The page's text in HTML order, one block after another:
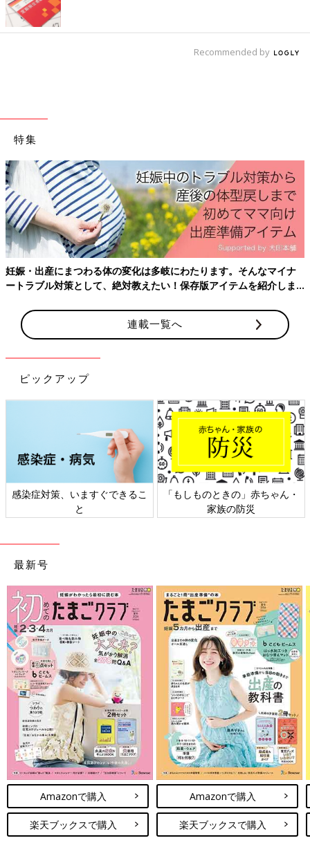
んの安全や体への負担を考慮して、産前にママ・パパで話し合っ
ておくと安心ですね。
沐浴はいつまで？意外とすぐにやってくる大人と一
出産後、恐々だった沐浴にも少し慣れて楽しくなったころには、
次の難関「大人と一緒のお風呂デビュー」がやってきます。産後
の慌ただしい毎日の中では、手順を考えたり、準備をするのが難
定しておきましょう！
大人と一緒のお風呂はいつから？お風呂デビューのタイミ
ベビーバスを卒業し大人と一緒のお風呂に入っても良いとされる
のは、多くが生後1カ月ごろ。1カ月健診で赤ちゃんのおへその乾
きを確認し、問題がなければお風呂デビューOKとなることが多
いようです。そもそも、それまで大人と一緒のお風呂に入れない
染症になるのを防ぐため。お風呂デビューOKになったからとい
って、必ずベビーバスを卒業しなくてはいけないということでは
ありません。でも、多くのベビーバスの使用期限は生後3カ月ご
ろまでのため、それまでに卒業を考えることがほとんど。産後の
慣れない毎日にバタバタしている間に、あっという間にお風呂デ
ビューがやってきます。
お風呂デビューを産前から考えておくメリット
ベビーバスを検討する段階の今、「お風呂デビューのことなんて
まだ想像できない…」という人も多いかもしれません。でも、産
後はそれまでの生活はがらりと変わり、新しい経験が次々と始ま
ります。昼夜を問わずやってくる
授乳やおむつ替え、寝かしつけ
など赤ちゃんのお世話をしていると、毎日はあっという間に過ぎ
ていきます。そんな中、初めての赤ちゃんとの外出になることも
多い1カ月健診で、お風呂デビューを考えるタイミングがやって
きます。ベビーバス卒業は、赤ちゃんのお風呂の入れ方が変わる
だけでなく、入浴の時間帯や手順も変わるため、生活ペースをも
う一度考えることにもなります。そのときにパパや家族に協力し
てもらいたいことや、必要になるアイテムがでてきてもすぐには
Recommended by
特集
妊娠・出産にまつわる体の変化は多岐にわたります。そんなマイナ
ートラブル対策として、絶対教えたい！保存版アイテムを紹介しま
連載一覧へ
ピックアップ
感染症対策、いますぐできるこ
と
「もしものときの」赤ちゃん・
家族の防災
最新号
Amazonで購入
楽天ブックスで購入
Amazonで購入
楽天ブックスで購入